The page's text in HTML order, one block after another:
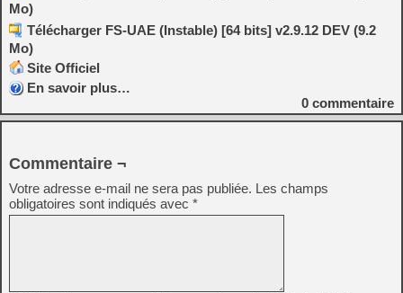
Mo)
Télécharger FS-UAE (Instable) [64 bits] v2.9.12 DEV (9.2
Mo)
Site Officiel
En savoir plus…
0 commentaire
Commentaire ¬
Votre adresse e-mail ne sera pas publiée. Les champs
obligatoires sont indiqués avec *